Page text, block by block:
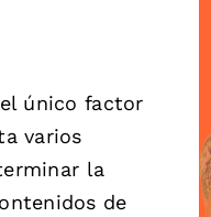
único factor
varios
la
de